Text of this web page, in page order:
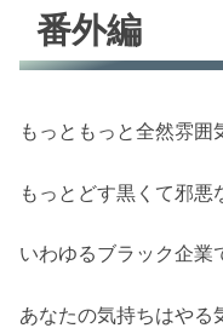
番外編
もっともっと全然雰囲
もっとどす黒くて邪悪
いわゆるブラック企業
あなたの気持ちはやる